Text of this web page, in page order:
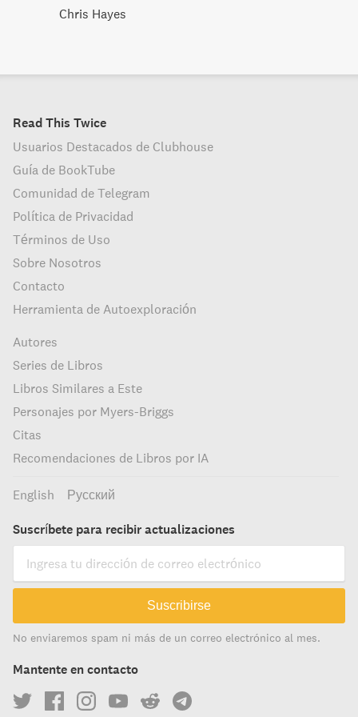
Chris Hayes
Read This Twice
Usuarios Destacados de Clubhouse
Guía de BookTube
Comunidad de Telegram
Política de Privacidad
Términos de Uso
Sobre Nosotros
Contacto
Herramienta de Autoexploración
Autores
Series de Libros
Libros Similares a Este
Personajes por Myers-Briggs
Citas
Recomendaciones de Libros por IA
English Русский
Suscríbete para recibir actualizaciones
Suscribirse
No enviaremos spam ni más de un correo electrónico al mes.
Mantente en contacto